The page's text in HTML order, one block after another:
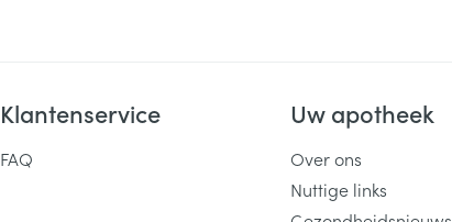
Klantenservice
FAQ
Uw apotheek
Over ons
Nuttige links